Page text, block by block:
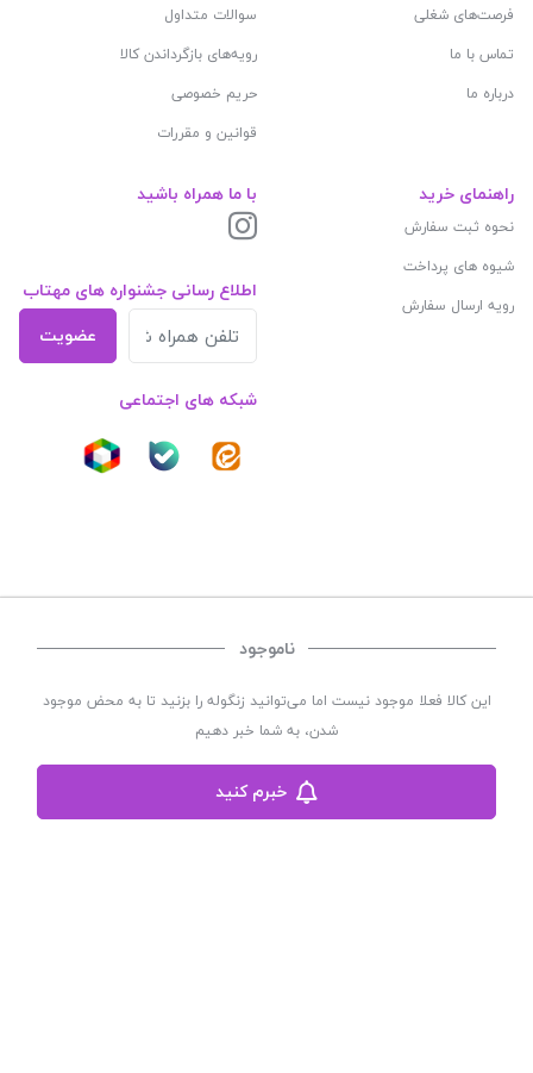
ناموجود
این کالا فعلا موجود نیست اما می‌توانید زنگوله را بزنید تا به محض موجود
شدن، به شما خبر دهیم
خبرم کنید
فرصت‌های شغلی
تماس با ما
درباره ما
سوالات متداول
رویه‌های بازگرداندن کالا
حریم خصوصی
قوانین و مقررات
راهنمای خرید
نحوه ثبت سفارش
شیوه های پرداخت
رویه ارسال سفارش
با ما همراه باشید
اطلاع رسانی جشنواره های مهتاب
عضویت
شبکه های اجتماعی
فروشگاه لباس زیر زنانه مهتاب
فعالیت اینترنتی خود را از سال 1402 آغاز نموده است
تلفن : 03536243291 | آدرس :یزد-اکبر آباد-کوچه 56 کاشانی-خیابان آیت الله